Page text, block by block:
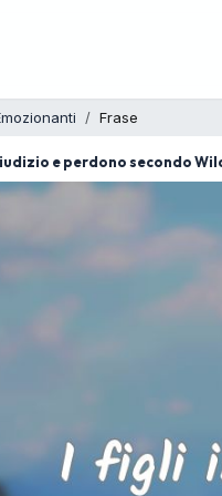
Frase
e perdono secondo